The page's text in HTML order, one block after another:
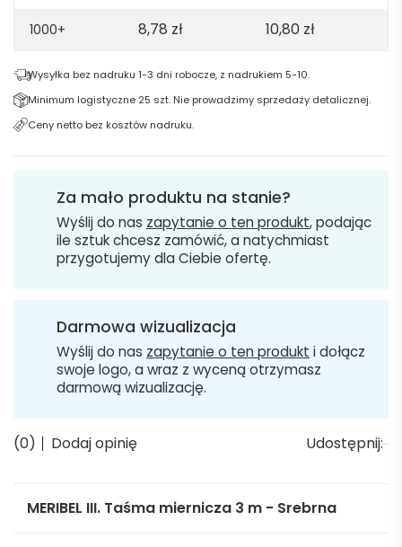
1000+ 8,78 zł 10,80 zł
Wysyłka bez nadruku 1-3 dni robocze, z nadrukiem 5-10.
Minimum logistyczne 25 szt. Nie prowadzimy sprzedaży detalicznej.
Ceny netto bez kosztów nadruku.
Za mało produktu na stanie?
Wyślij do nas zapytanie o ten produkt, podając
ile sztuk chcesz zamówić, a natychmiast
przygotujemy dla Ciebie ofertę.
Darmowa wizualizacja
Wyślij do nas zapytanie o ten produkt i dołącz
swoje logo, a wraz z wyceną otrzymasz
darmową wizualizację.
(0) Dodaj opinię Udostępnij:
MERIBEL III. Taśma miernicza 3 m - Srebrna